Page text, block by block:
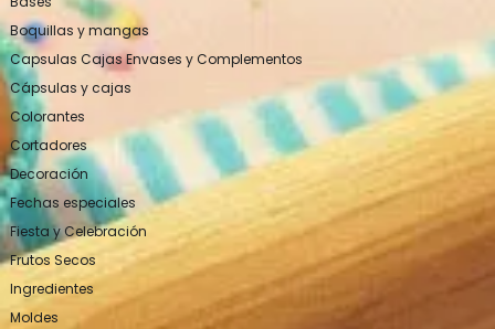
Boquillas y mangas
Capsulas Cajas Envases y Complementos
Cápsulas y cajas
Colorantes
Cortadores
Decoración
Fechas especiales
Fiesta y Celebración
Frutos Secos
Ingredientes
Moldes